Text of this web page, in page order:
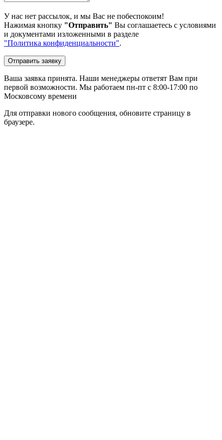
У нас нет рассылок, и мы Вас не побеспокоим!
Нажимая кнопку "Отправить" Вы соглашаетесь с условиями
и документами изложенными в разделе
"Политика конфиденциальности".
Отправить заявку
Ваша заявка принята. Наши менеджеры ответят Вам при
первой возможности. Мы работаем пн-пт с 8:00-17:00 по
Московсому времени
Для отправки нового сообщения, обновите страницу в
браузере.